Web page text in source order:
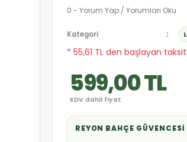
0 - Yorum Yap / Yorumları Oku
Kategori
* 55,61 TL den başlayan
599,00 TL
KDV dahil fiyat
REYON BAHÇE GÜVENCESI